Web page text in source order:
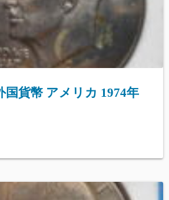
貨幣 アメリカ 1974年